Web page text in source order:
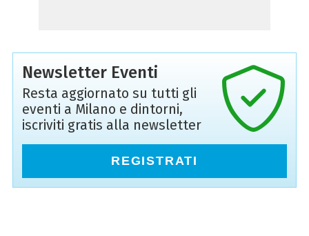
Newsletter Eventi
Resta aggiornato su tutti gli
eventi a Milano e dintorni,
iscriviti gratis alla newsletter
REGISTRATI